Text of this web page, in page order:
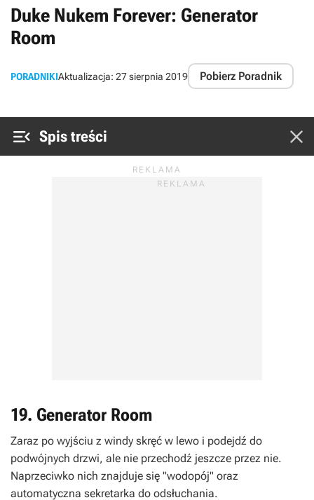
Duke Nukem Forever: Generator
Room
PORADNIKIAktualizacja: 27 sierpnia 2019 Pobierz Poradnik
 Spis treści 
19. Generator Room
Zaraz po wyjściu z windy skręć w lewo i podejdź do
podwójnych drzwi, ale nie przechodź jeszcze przez nie.
Naprzeciwko nich znajduje się "wodopój" oraz
automatyczna sekretarka do odsłuchania.